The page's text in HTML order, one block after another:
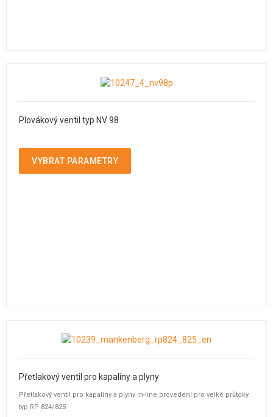
Plovákový ventil typ NV 98
VYBRAT PARAMETRY
Přetlakový ventil pro kapaliny a plyny
Přetlakový ventil pro kapaliny a plyny in-line provedení pro velké průtoky
typ RP 824/825